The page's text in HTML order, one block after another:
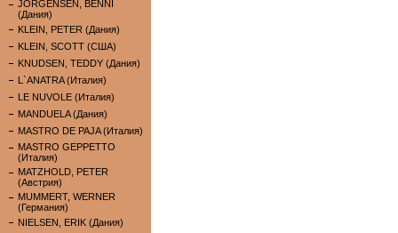
JORGENSEN, BENNI
(Дания)
KLEIN, PETER (Дания)
KLEIN, SCOTT (США)
KNUDSEN, TEDDY (Дания)
L`ANATRA (Италия)
LE NUVOLE (Италия)
MANDUELA (Дания)
MASTRO DE PAJA (Италия)
MASTRO GEPPETTO
(Италия)
MATZHOLD, PETER
(Австрия)
MUMMERT, WERNER
(Германия)
NIELSEN, ERIK (Дания)